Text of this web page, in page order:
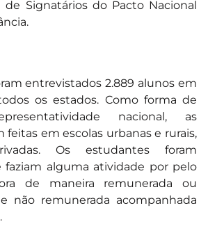
Signatários do Pacto Nacional
entrevistados 2.889 alunos em
os estados. Como forma de
nacional, as
feitas em escolas urbanas e rurais,
Os estudantes foram
faziam alguma atividade por pelo
de maneira remunerada ou
não remunerada acompanhada